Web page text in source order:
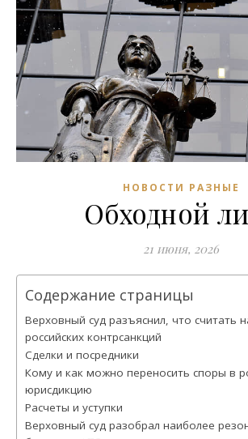
НОВОСТИ РАЗНЫЕ
Обходной
21 июня, 2026
Содержание страницы
Верховный суд разъяснил, что считать
российских контрсанкций
Сделки и посредники
Кому и как можно переносить споры в
юрисдикцию
Расчеты и уступки
Верховный суд разобрал наиболее